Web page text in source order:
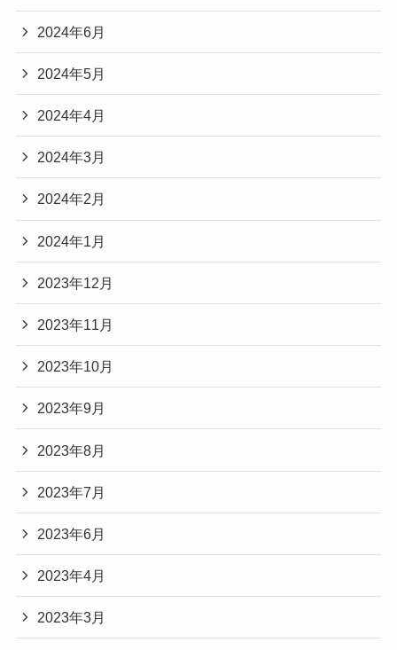
2024年6月
2024年5月
2024年4月
2024年3月
2024年2月
2024年1月
2023年12月
2023年11月
2023年10月
2023年9月
2023年8月
2023年7月
2023年6月
2023年4月
2023年3月